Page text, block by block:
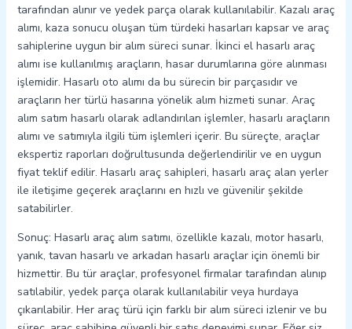
tarafından alınır ve yedek parça olarak kullanılabilir. Kazalı araç
alımı, kaza sonucu oluşan tüm türdeki hasarları kapsar ve araç
sahiplerine uygun bir alım süreci sunar. İkinci el hasarlı araç
alımı ise kullanılmış araçların, hasar durumlarına göre alınması
işlemidir. Hasarlı oto alımı da bu sürecin bir parçasıdır ve
araçların her türlü hasarına yönelik alım hizmeti sunar. Araç
alım satım hasarlı olarak adlandırılan işlemler, hasarlı araçların
alımı ve satımıyla ilgili tüm işlemleri içerir. Bu süreçte, araçlar
ekspertiz raporları doğrultusunda değerlendirilir ve en uygun
fiyat teklif edilir. Hasarlı araç sahipleri, hasarlı araç alan yerler
ile iletişime geçerek araçlarını en hızlı ve güvenilir şekilde
satabilirler.
Sonuç: Hasarlı araç alım satımı, özellikle kazalı, motor hasarlı,
yanık, tavan hasarlı ve arkadan hasarlı araçlar için önemli bir
hizmettir. Bu tür araçlar, profesyonel firmalar tarafından alınıp
satılabilir, yedek parça olarak kullanılabilir veya hurdaya
çıkarılabilir. Her araç türü için farklı bir alım süreci izlenir ve bu